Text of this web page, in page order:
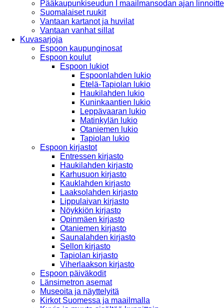
Pääkaupunkiseudun I maailmansodan ajan
Suomalaiset ruukit
Vantaan kartanot ja huvilat
Vantaan vanhat sillat
Kuvasarjoja
Espoon kaupunginosat
Espoon koulut
Espoon lukiot
Espoonlahden lukio
Etelä-Tapiolan lukio
Haukilahden lukio
Kuninkaantien lukio
Leppävaaran lukio
Matinkylän lukio
Otaniemen lukio
Tapiolan lukio
Espoon kirjastot
Entressen kirjasto
Haukilahden kirjasto
Karhusuon kirjasto
Kauklahden kirjasto
Laaksolahden kirjasto
Lippulaivan kirjasto
Nöykkiön kirjasto
Opinmäen kirjasto
Otaniemen kirjasto
Saunalahden kirjasto
Sellon kirjasto
Tapiolan kirjasto
Viherlaakson kirjasto
Espoon päiväkodit
Länsimetron asemat
Museoita ja näyttelyitä
Kirkot Suomessa ja maailmalla